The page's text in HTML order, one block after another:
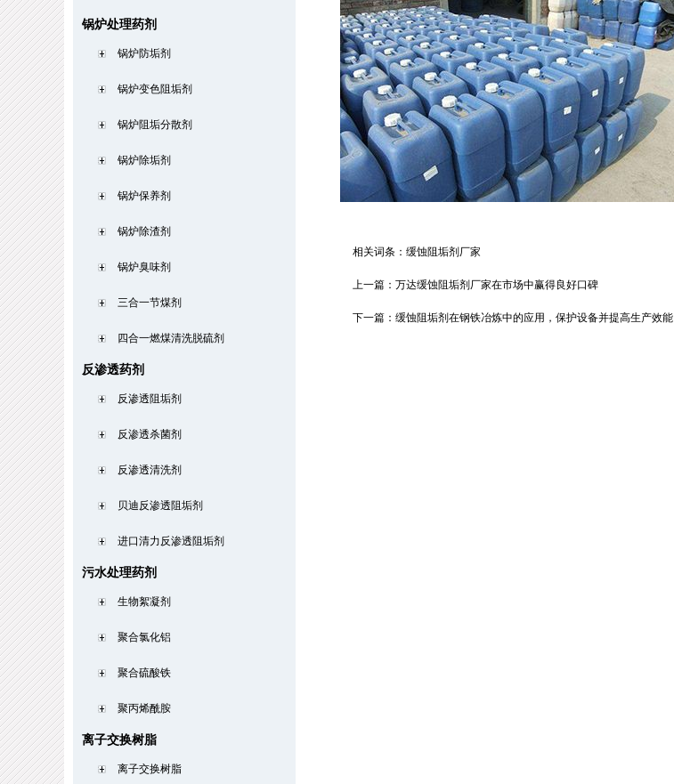
相关词条： 缓蚀阻垢剂厂家
上一篇： 万达缓蚀阻垢剂厂家在市场中赢得良好口碑
下一篇： 缓蚀阻垢剂在钢铁冶炼中的应用，保护设备并提高生产效能
锅炉处理药剂
锅炉防垢剂
锅炉变色阻垢剂
锅炉阻垢分散剂
锅炉除垢剂
锅炉保养剂
锅炉除渣剂
锅炉臭味剂
三合一节煤剂
四合一燃煤清洗脱硫剂
反渗透药剂
反渗透阻垢剂
反渗透杀菌剂
反渗透清洗剂
贝迪反渗透阻垢剂
进口清力反渗透阻垢剂
污水处理药剂
生物絮凝剂
聚合氯化铝
聚合硫酸铁
聚丙烯酰胺
离子交换树脂
离子交换树脂